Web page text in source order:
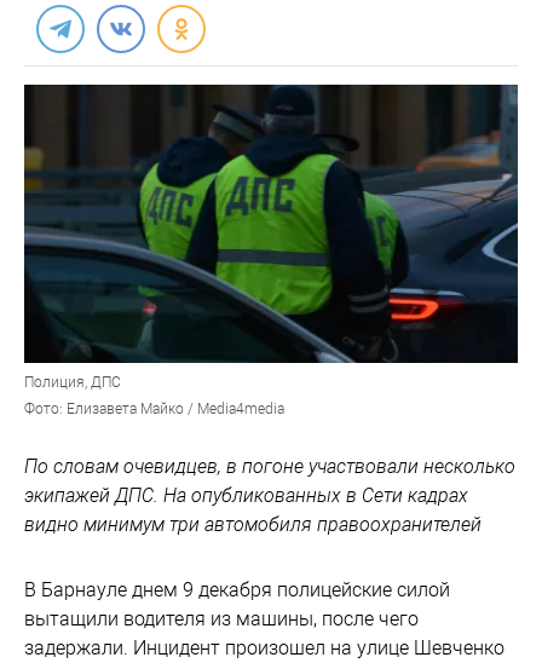
Полиция, ДПС
Фото: Елизавета Майко / Media4media
По словам очевидцев, в погоне участвовали несколько
экипажей ДПС. На опубликованных в Сети кадрах
видно минимум три автомобиля правоохранителей
В Барнауле днем 9 декабря полицейские силой
вытащили водителя из машины, после чего
задержали. Инцидент произошел на улице Шевченко